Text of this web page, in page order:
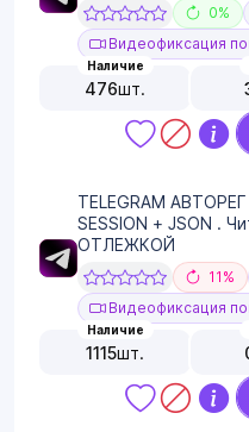
0%
Видеофиксация
Наличие
476шт.
TELEGRAM
SESSION + JSON .
ОТЛЕЖКОЙ
11%
Видеофиксация
Наличие
1115шт.